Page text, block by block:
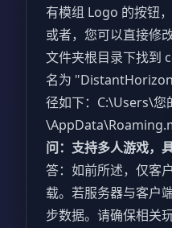
有模组 Logo 的按钮
或者，您可以直接修
文件夹根目录下找到
名为
径如下：C:\Users\您
问：支持多人游戏，
答：如前所述，仅客
载。若服务器与客户
步数据。请确保相关